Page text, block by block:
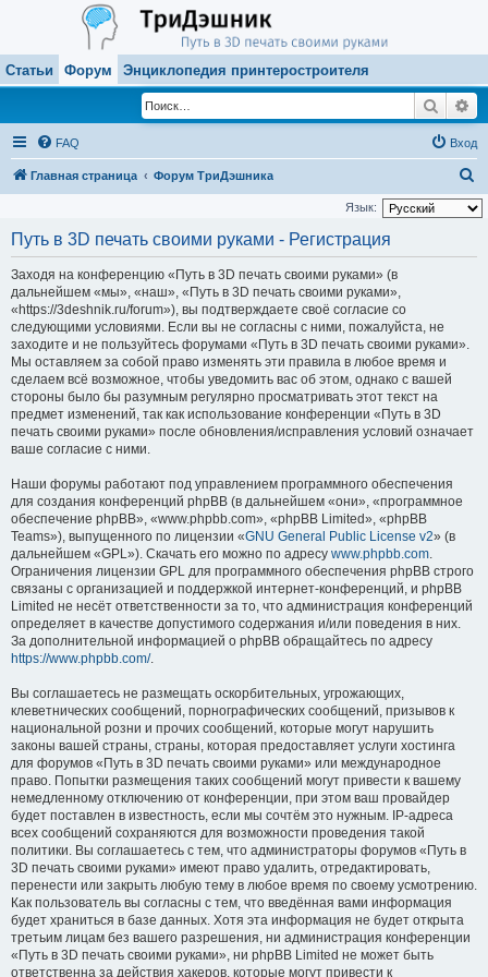
Статьи Форум Энциклопедия принтеростроителя
Поиск
FAQ Вход
Главная страница Форум ТриДэшника
о
Язык:
Путь в 3D печать своими руками - Регистрация
Заходя на конференцию «Путь в 3D печать своими руками» (в
дальнейшем «мы», «наш», «Путь в 3D печать своими руками»,
«https://3deshnik.ru/forum»), вы подтверждаете своё согласие со
следующими условиями. Если вы не согласны с ними, пожалуйста, не
заходите и не пользуйтесь форумами «Путь в 3D печать своими руками».
Мы оставляем за собой право изменять эти правила в любое время и
сделаем всё возможное, чтобы уведомить вас об этом, однако с вашей
стороны было бы разумным регулярно просматривать этот текст на
предмет изменений, так как использование конференции «Путь в 3D
печать своими руками» после обновления/исправления условий означает
ваше согласие с ними.
Наши форумы работают под управлением программного обеспечения
для создания конференций phpBB (в дальнейшем «они», «программное
обеспечение phpBB», «www.phpbb.com», «phpBB Limited», «phpBB
Teams»), выпущенного по лицензии «GNU General Public License v2» (в
дальнейшем «GPL»). Скачать его можно по адресу www.phpbb.com.
Ограничения лицензии GPL для программного обеспечения phpBB строго
связаны с организацией и поддержкой интернет-конференций, и phpBB
Limited не несёт ответственности за то, что администрация конференций
определяет в качестве допустимого содержания и/или поведения в них.
За дополнительной информацией о phpBB обращайтесь по адресу
https://www.phpbb.com/.
Вы соглашаетесь не размещать оскорбительных, угрожающих,
клеветнических сообщений, порнографических сообщений, призывов к
национальной розни и прочих сообщений, которые могут нарушить
законы вашей страны, страны, которая предоставляет услуги хостинга
для форумов «Путь в 3D печать своими руками» или международное
право. Попытки размещения таких сообщений могут привести к вашему
немедленному отключению от конференции, при этом ваш провайдер
будет поставлен в известность, если мы сочтём это нужным. IP-адреса
всех сообщений сохраняются для возможности проведения такой
политики. Вы соглашаетесь с тем, что администраторы форумов «Путь в
3D печать своими руками» имеют право удалить, отредактировать,
перенести или закрыть любую тему в любое время по своему усмотрению.
Как пользователь вы согласны с тем, что введённая вами информация
будет храниться в базе данных. Хотя эта информация не будет открыта
третьим лицам без вашего разрешения, ни администрация конференции
«Путь в 3D печать своими руками», ни phpBB Limited не может быть
ответственна за действия хакеров, которые могут привести к